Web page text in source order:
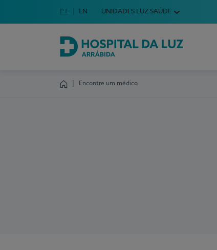
Escolha o seu idioma
Idioma em Português
PT English Language
EN UNIDADES LUZ SAÚDE
Hospital da Luz Arrábida
Encontre um médico